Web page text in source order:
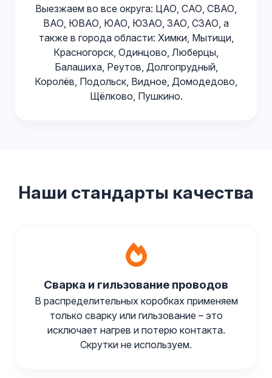
Выезжаем во все округа: ЦАО, САО, СВАО,
ВАО, ЮВАО, ЮАО, ЮЗАО, ЗАО, СЗАО, а
также в города области: Химки, Мытищи,
Красногорск, Одинцово, Люберцы,
Балашиха, Реутов, Долгопрудный,
Королёв, Подольск, Видное, Домодедово,
Щёлково, Пушкино.
Наши стандарты качества
Сварка и гильзование проводов
В распределительных коробках применяем
только сварку или гильзование – это
исключает нагрев и потерю контакта.
Скрутки не используем.